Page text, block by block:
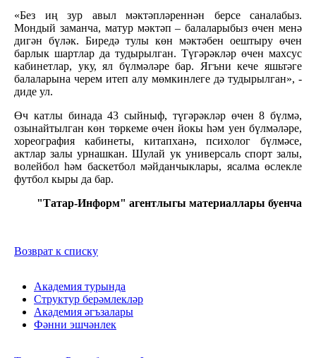
«Без иң зур авыл мәктәпләреннән берсе саналабыз.
Мондый заманча, матур мәктәп – балаларыбыз өчен менә
дигән бүләк. Биредә тулы көн мәктәбен оештыру өчен
барлык шартлар да тудырылган. Түгәрәкләр өчен махсус
кабинетлар, уку, ял бүлмәләре бар. Ягъни кече яшьтәге
балаларына черем итеп алу мөмкинлеге дә тудырылган», -
диде ул.
Өч катлы бинада 43 сыйныф, түгәрәкләр өчен 8 бүлмә,
озынайтылган көн төркеме өчен йокы һәм уен бүлмәләре,
хореография кабинеты, китапханә, психолог бүлмәсе,
актлар залы урнашкан. Шулай ук универсаль спорт залы,
волейбол һәм баскетбол мәйданчыклары, ясалма өслекле
футбол кыры да бар.
"Татар-Информ" агентлыгы материаллары буенча
Возврат к списку
Академия турында
Структур берәмлекләр
Академия әгъзалары
Фәнни эшчәнлек